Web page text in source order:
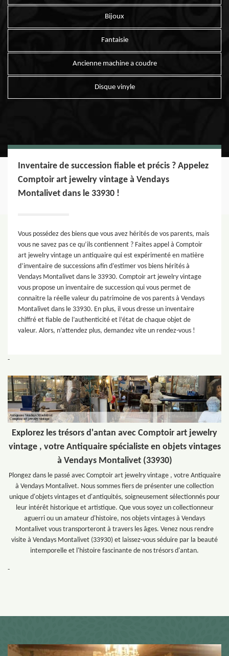
Bijoux
Fantaisie
Ancienne machine a coudre
Disque vinyle
Inventaire de succession fiable et précis ? Appelez
Comptoir art jewelry vintage à Vendays
Montalivet dans le 33930 !
Vous possédez des biens que vous avez hérités de vos parents, mais
vous ne savez pas ce qu’ils contiennent ? Faites appel à Comptoir
art jewelry vintage un antiquaire qui est expérimenté en matière
d’inventaire de successions afin d’estimer vos biens hérités à
Vendays Montalivet dans le 33930. Comptoir art jewelry vintage
vous propose un inventaire de succession qui vous permet de
connaitre la réelle valeur du patrimoine de vos parents à Vendays
Montalivet dans le 33930. En plus, il vous dresse un inventaire
chiffré et fiable de l’authenticité et l’état de chaque objet de
valeur. Alors, n’attendez plus, demandez vite un rendez-vous !
-
Explorez les trésors d'antan avec Comptoir art jewelry
vintage , votre Antiquaire spécialiste en objets vintages
à Vendays Montalivet (33930)
Plongez dans le passé avec Comptoir art jewelry vintage , votre Antiquaire
à Vendays Montalivet. Nous sommes fiers de présenter une collection
unique d'objets vintages et d'antiquités, soigneusement sélectionnés pour
leur intérêt historique et artistique. Que vous soyez un collectionneur
aguerri ou un amateur d'histoire, nos objets vintages à Vendays
Montalivet vous transporteront à travers les âges. Venez nous rendre
visite à Vendays Montalivet (33930) et laissez-vous séduire par la beauté
intemporelle et l'histoire fascinante de nos trésors d'antan.
-